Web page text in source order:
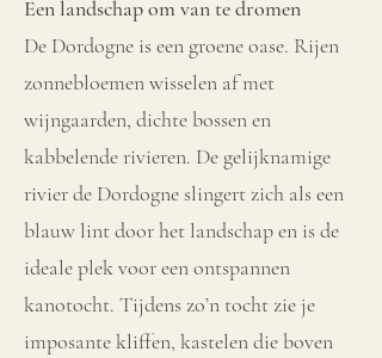
Een landschap om van te dromen
De Dordogne is een groene oase. Rijen
zonnebloemen wisselen af met
wijngaarden, dichte bossen en
kabbelende rivieren. De gelijknamige
rivier de Dordogne slingert zich als een
blauw lint door het landschap en is de
ideale plek voor een ontspannen
kanotocht. Tijdens zo’n tocht zie je
imposante kliffen, kastelen die boven